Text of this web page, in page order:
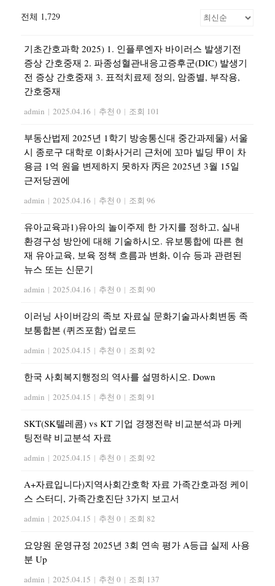
전체 1,729
기초간호과학 2025) 1. 인플루엔자 바이러스 발생기전
증상 간호중재 2. 파종성혈관내응고증후군(DIC) 발생기
전 증상 간호중재 3. 표적치료제 정의, 암종별, 부작용,
간호중재
admin | 2025.04.16 | 추천 0 | 조회 101
부동산법제 2025년 1학기 방송통신대 중간과제물) 서울
시 종로구 대학로 이화사거리 근처에 꼬마 빌딩 甲이 차
용금 1억 원을 변제하지 못하자 丙은 2025년 3월 15일
근저당권에
admin | 2025.04.16 | 추천 0 | 조회 96
유아교육과1)유아의 놀이주제 한 가지를 정하고, 실내
환경구성 방안에 대해 기술하시오. 유보통합에 따른 현
재 유아교육, 보육 정책 흐름과 변화, 이슈 등과 관련된
뉴스 또는 신문기
admin | 2025.04.16 | 추천 0 | 조회 90
이러닝 사이버강의 족보 자료실 문화기술과사회변동 족
보통합본 (퀴즈포함) 업로드
admin | 2025.04.15 | 추천 0 | 조회 92
한국 사회복지행정의 역사를 설명하시오. Down
admin | 2025.04.15 | 추천 0 | 조회 91
SKT(SK텔레콤) vs KT 기업 경쟁전략 비교분석과 마케
팅전략 비교분석 자료
admin | 2025.04.15 | 추천 0 | 조회 92
A+자료입니다)지역사회간호학 자료 가족간호과정 케이
스 스터디, 가족간호진단 3가지 보고서
admin | 2025.04.15 | 추천 0 | 조회 82
요양원 운영규정 2025년 3회 연속 평가 A등급 실제 사용
분 Up
admin | 2025.04.15 | 추천 0 | 조회 137